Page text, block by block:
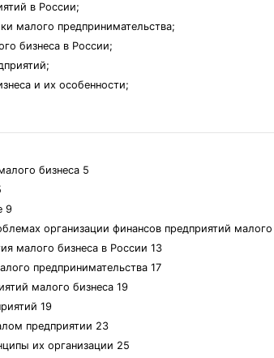
в России;
малого предпринимательства;
бизнеса в России;
и их особенности;
бизнеса 5
9
организации финансов предприятий малого
малого бизнеса в России 13
предпринимательства 17
малого бизнеса 19
19
предприятии 23
их организации 25